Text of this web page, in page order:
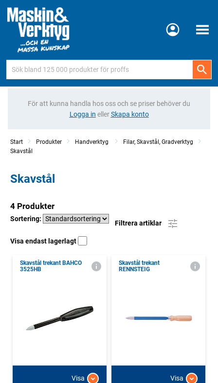
Meny
För att kunna handla hos oss och se priser behöver du
Logga in ellerSkapa konto
Start Produkter Handverktyg
Filar, Skavstål, Gradverktyg
Skavstål
Skavstål
4 Produkter
Sortering:
Filtrera artiklar
Visa endast lagerlagt
Skavstål trekant BAHCO
3525HB
Visa
Skavstål trekant
RENNSTEIG
Visa